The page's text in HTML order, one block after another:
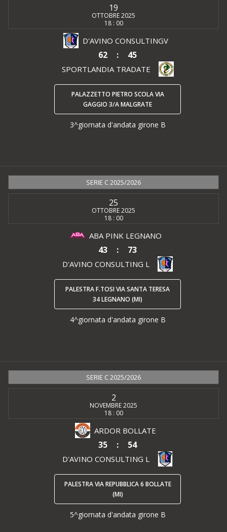
19
OTTOBRE 2025
18 : 00
D'AVINO CONSULTINGV
62 : 45
SPORTLANDIA TRADATE
PALAZZETTO PIETRO SCOLA VIA
GAGGIO 3/A MALGRATE
3^giornata d'andata girone B
SERIE C 2025/2026
25
OTTOBRE 2025
18 : 00
ABA PINK LEGNANO
43 : 73
D'AVINO CONSULTING L
PALESTRA F.TOSI VIA SANTA TERESA
34 LEGNANO (MI)
4^giornata d'andata girone B
SERIE C 2025/2026
2
NOVEMBRE 2025
18 : 00
ARDOR BOLLATE
35 : 54
D'AVINO CONSULTING L
PALESTRA VIA REPUBBLICA 6 BOLLATE
(MI)
5^giornata d'andata girone B